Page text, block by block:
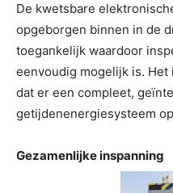
De kwetsbare
opgeborgen binnen in de
toegankelijk waardoor
eenvoudig mogelijk is.
dat er een compleet,
getijdenenergiesysteem
Gezamenlijke inspanning